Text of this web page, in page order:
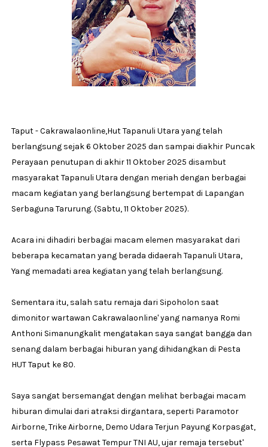
Taput - Cakrawalaonline,Hut Tapanuli Utara yang telah
berlangsung sejak 6 Oktober 2025 dan sampai diakhir Puncak
Perayaan penutupan di akhir 11 Oktober 2025 disambut
masyarakat Tapanuli Utara dengan meriah dengan berbagai
macam kegiatan yang berlangsung bertempat di Lapangan
Serbaguna Tarurung. (Sabtu, 11 Oktober 2025).
Acara ini dihadiri berbagai macam elemen masyarakat dari
beberapa kecamatan yang berada didaerah Tapanuli Utara,
Yang memadati area kegiatan yang telah berlangsung.
Sementara itu, salah satu remaja dari Sipoholon saat
dimonitor wartawan Cakrawalaonline' yang namanya Romi
Anthoni Simanungkalit mengatakan saya sangat bangga dan
senang dalam berbagai hiburan yang dihidangkan di Pesta
HUT Taput ke 80.
Saya sangat bersemangat dengan melihat berbagai macam
hiburan dimulai dari atraksi dirgantara, seperti Paramotor
Airborne, Trike Airborne, Demo Udara Terjun Payung Korpasgat,
serta Flypass Pesawat Tempur TNI AU, ujar remaja tersebut'